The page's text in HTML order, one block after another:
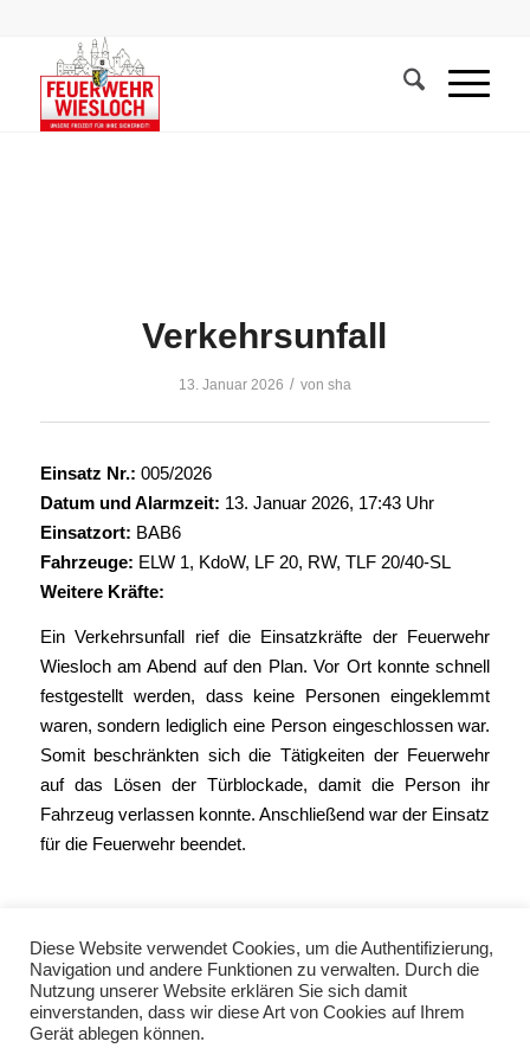
Verkehrsunfall
13. Januar 2026 / von sha
Einsatz Nr.: 005/2026
Datum und Alarmzeit: 13. Januar 2026, 17:43 Uhr
Einsatzort: BAB6
Fahrzeuge: ELW 1, KdoW, LF 20, RW, TLF 20/40-SL
Weitere Kräfte:
Ein Verkehrsunfall rief die Einsatzkräfte der Feuerwehr
Wiesloch am Abend auf den Plan. Vor Ort konnte schnell
festgestellt werden, dass keine Personen eingeklemmt
waren, sondern lediglich eine Person eingeschlossen war.
Somit beschränkten sich die Tätigkeiten der Feuerwehr
auf das Lösen der Türblockade, damit die Person ihr
Fahrzeug verlassen konnte. Anschließend war der Einsatz
für die Feuerwehr beendet.
Diese Website verwendet Cookies, um die Authentifizierung,
Navigation und andere Funktionen zu verwalten. Durch die
Nutzung unserer Website erklären Sie sich damit
einverstanden, dass wir diese Art von Cookies auf Ihrem
Gerät ablegen können.